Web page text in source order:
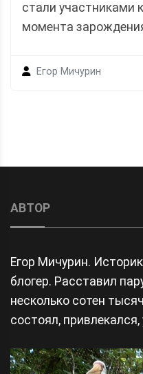
стали участниками
момента
Егор Мичурин
АВТОР
Егор Мичурин.
блогер. Расставил
несколько сотен
состоял,